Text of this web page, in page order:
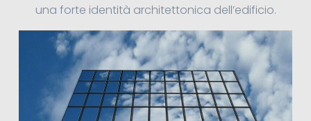
una forte identità architettonica dell’edificio.